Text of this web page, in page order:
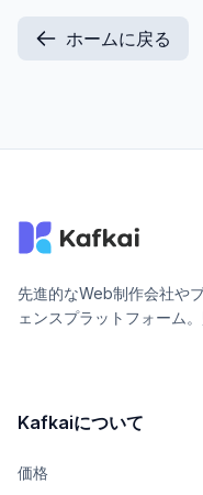
ホームに戻る
先進的なWeb制作会社や
ェンスプラットフォーム
Kafkaiについて
価格